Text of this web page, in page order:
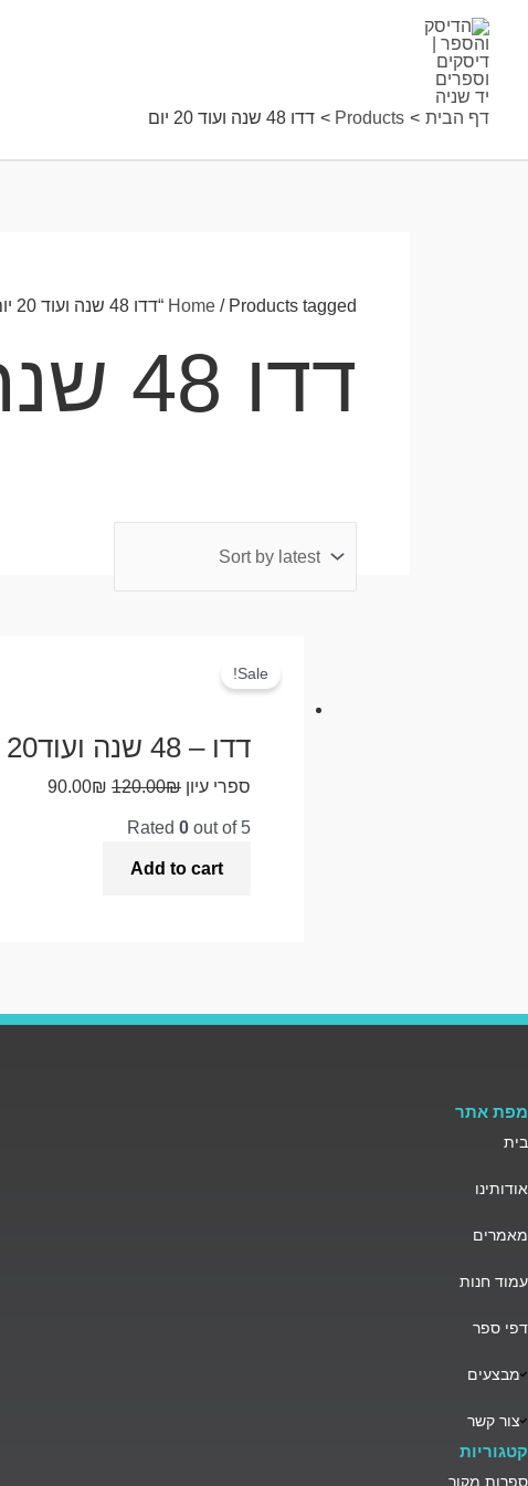
דף הבית Products דדו 48 שנה ועוד 20 יום
Home / Products tagged “דדו 48 שנה ועוד 20 יום”
דדו 48 שנה ועוד 20 יום
Sale!
דדו – 48 שנה ועוד20 יום / חנוך ברטוב
ספרי עיון 120.00₪
90.00₪
Rated 0 out of 5
Add to cart
מפת אתר
בית
אודותינו
מאמרים
עמוד חנות
דפי ספר
מבצעים
צור קשר
קטגוריות
ספרות מקור